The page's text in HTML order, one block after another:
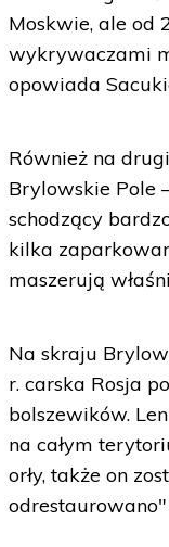
Moskwie, ale od
wykrywaczami
opowiada
Również na
Brylowskie Pole
schodzący
kilka
maszerują
Na skraju
r. carska Rosja
bolszewików.
na całym
orły, także on